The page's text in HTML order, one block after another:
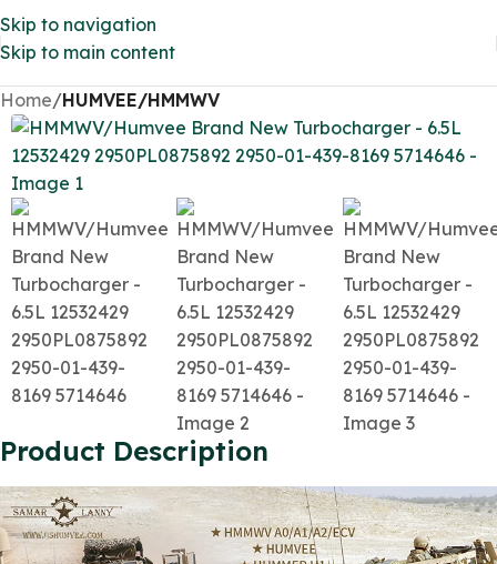
Skip to navigation
Skip to main content
Home HUMVEE/HMMWV
Product Description